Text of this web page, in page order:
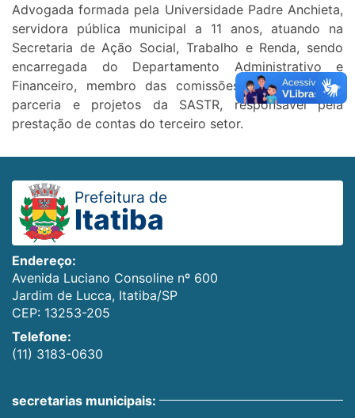
Advogada formada pela Universidade Padre Anchieta,
servidora pública municipal a 11 anos, atuando na
Secretaria de Ação Social, Trabalho e Renda, sendo
encarregada do Departamento Administrativo e
Financeiro, membro das comissões de seleção de
parceria e projetos da SASTR, responsável pela
prestação de contas do terceiro setor.
Prefeitura de
Itatiba
Endereço:
Avenida Luciano Consoline nº 600
Jardim de Lucca, Itatiba/SP
CEP: 13253-205
Telefone:
(11) 3183-0630
secretarias municipais: